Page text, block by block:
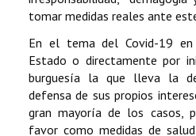
tomar medidas reales ante
En el tema del Covid-19
Estado o directamente por
burguesía la que lleva la
defensa de sus propios
gran mayoría de los casos,
favor como medidas de